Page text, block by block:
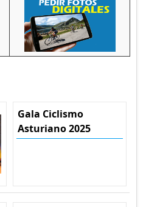
Gala Ciclismo
Asturiano 2025